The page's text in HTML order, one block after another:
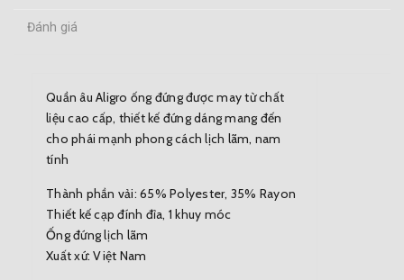
Đánh giá
Quần âu Aligro ống đứng được may từ chất
liệu cao cấp, thiết kế đứng dáng mang đến
cho phái mạnh phong cách lịch lãm, nam
tính
Thành phần vải: 65% Polyester, 35% Rayon
Thiết kế cạp đính đỉa, 1 khuy móc
Ống đứng lịch lãm
Xuất xứ: Việt Nam